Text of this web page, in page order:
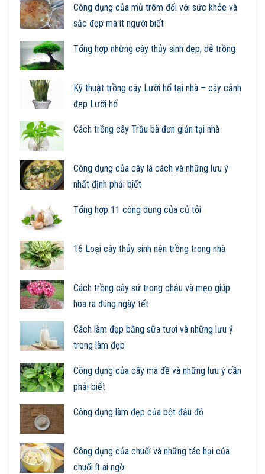
Công dụng của mủ trôm đối với sức khỏe và
sắc đẹp mà ít người biết
Tổng hợp những cây thủy sinh đẹp, dễ trồng
Kỹ thuật trồng cây Lưỡi hổ tại nhà – cây cảnh
đẹp Lưỡi hổ
Cách trồng cây Trầu bà đơn giản tại nhà
Công dụng của cây lá cách và những lưu ý
nhất định phải biết
Tổng hợp 11 công dụng của củ tỏi
16 Loại cây thủy sinh nên trồng trong nhà
Cách trồng cây sứ trong chậu và mẹo giúp
hoa ra đúng ngày tết
Cách làm đẹp bằng sữa tươi và những lưu ý
trong làm đẹp
Công dụng của cây mã đề và những lưu ý cần
phải biết
Công dụng làm đẹp của bột đậu đỏ
Công dụng của chuối và những tác hại của
chuối ít ai ngờ